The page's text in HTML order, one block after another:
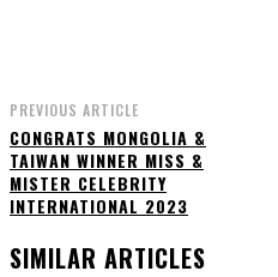
PREVIOUS ARTICLE
CONGRATS MONGOLIA &
TAIWAN WINNER MISS &
MISTER CELEBRITY
INTERNATIONAL 2023
SIMILAR ARTICLES